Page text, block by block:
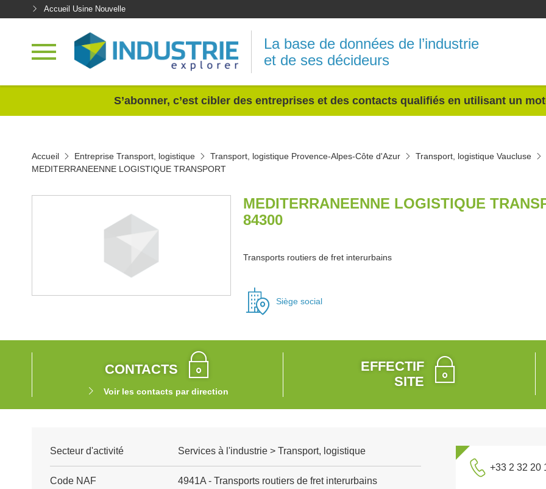
Accueil Usine Nouvelle
La base de données de l’industrie
et de ses décideurs
S’abonner, c’est cibler des entreprises et des contacts qualifiés en utilisant un
Accueil Entreprise Transport, logistique Transport, logistique Provence-Alpes-Côte d'Azur
Transport, logistique Vaucluse
MEDITERRANEENNE LOGISTIQUE TRANSPORT
MEDITERRANEENNE LOGISTIQUE
84300
Transports routiers de fret interurbains
Siège social
CONTACTS
Voir les contacts par direction
EFFECTIF
SITE
Secteur d'activité Services à l'industrie > Transport, logistique
Code NAF 4941A - Transports routiers de fret interurbains
+33 2 32 20